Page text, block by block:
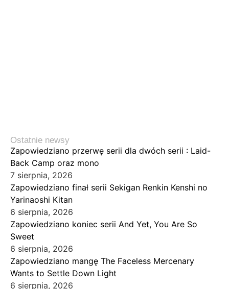
Ostatnie newsy
Zapowiedziano przerwę serii dla dwóch serii : Laid-
Back Camp oraz mono
7 sierpnia, 2026
Zapowiedziano finał serii Sekigan Renkin Kenshi no
Yarinaoshi Kitan
6 sierpnia, 2026
Zapowiedziano koniec serii And Yet, You Are So
Sweet
6 sierpnia, 2026
Zapowiedziano mangę The Faceless Mercenary
Wants to Settle Down Light
6 sierpnia, 2026